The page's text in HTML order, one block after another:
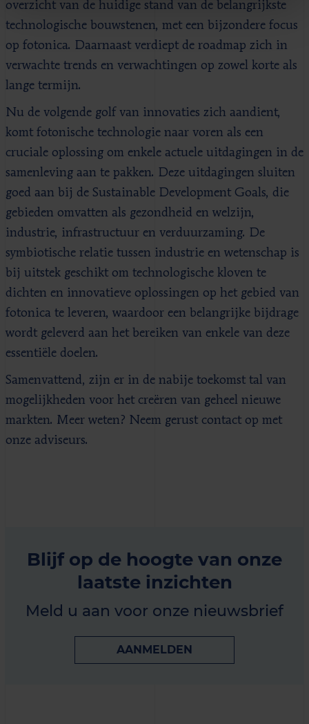
overzicht van de huidige stand van de belangrijkste
technologische bouwstenen, met een bijzondere focus
op fotonica. Daarnaast verdiept de roadmap zich in
verwachte trends en verwachtingen op zowel korte als
lange termijn.
Nu de volgende golf van innovaties zich aandient,
komt fotonische technologie naar voren als een
cruciale oplossing om enkele actuele uitdagingen in de
samenleving aan te pakken. Deze uitdagingen sluiten
goed aan bij de Sustainable Development Goals, die
gebieden omvatten als gezondheid en welzijn,
industrie, infrastructuur en verduurzaming. De
symbiotische relatie tussen industrie en wetenschap is
bij uitstek geschikt om technologische kloven te
dichten en innovatieve oplossingen op het gebied van
fotonica te leveren, waardoor een belangrijke bijdrage
wordt geleverd aan het bereiken van enkele van deze
essentiële doelen.
Samenvattend, zijn er in de nabije toekomst tal van
mogelijkheden voor het creëren van geheel nieuwe
markten. Meer weten? Neem gerust contact op met
onze adviseurs.
Blijf op de hoogte van onze
laatste inzichten
Meld u aan voor onze nieuwsbrief
AANMELDEN